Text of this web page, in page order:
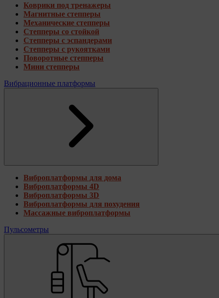
Коврики под тренажеры
Магнитные степперы
Механические степперы
Степперы со стойкой
Степперы с эспандерами
Степперы с рукоятками
Поворотные степперы
Мини степперы
Вибрационные платформы
Виброплатформы для дома
Виброплатформы 4D
Виброплатформы 3D
Виброплатформы для похудения
Массажные виброплатформы
Пульсометры